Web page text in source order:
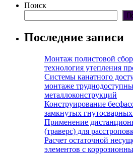
Поиск
Последние записи
Монтаж полистовой
технология утепления
Системы канатного
монтаже
металлоконструкций
Конструирование
замкнутых
Применение
(траверс) для
Расчет остаточной
элементов с